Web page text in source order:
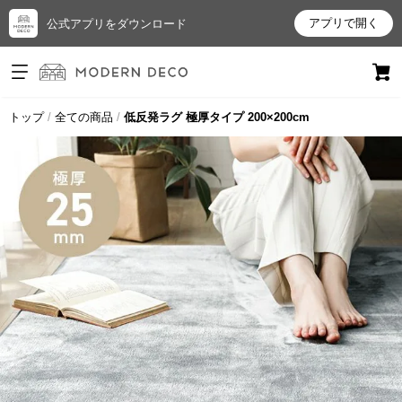
公式アプリをダウンロード アプリで開く
ログイン
新規会員登録
気
に
入
り
ア
イ
テ
ム
最
トップ 全ての商品 低反発ラグ 極厚タイプ 200×200cm